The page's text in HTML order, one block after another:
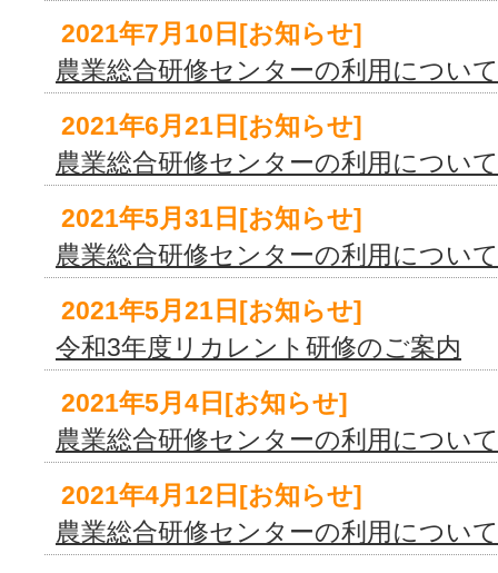
2021年7月10日[お知らせ]
農業総合研修センターの利用について
2021年6月21日[お知らせ]
農業総合研修センターの利用について
2021年5月31日[お知らせ]
農業総合研修センターの利用について
2021年5月21日[お知らせ]
令和3年度リカレント研修のご案内
2021年5月4日[お知らせ]
農業総合研修センターの利用について
2021年4月12日[お知らせ]
農業総合研修センターの利用について